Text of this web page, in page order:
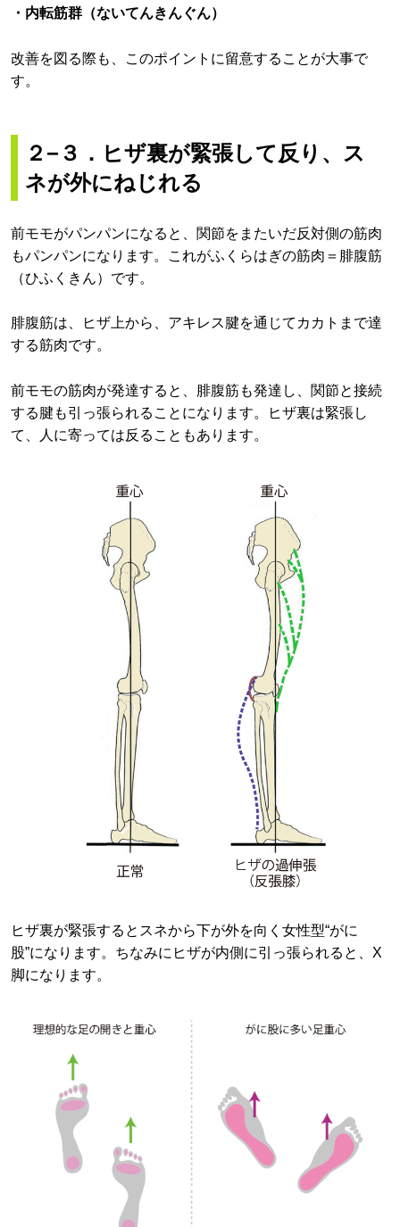
・内転筋群（ないてんきんぐん）
改善を図る際も、このポイントに留意することが大事で
す。
２−３．ヒザ裏が緊張して反り、ス
ネが外にねじれる
前モモがパンパンになると、関節をまたいだ反対側の筋肉
もパンパンになります。これがふくらはぎの筋肉＝腓腹筋
（ひふくきん）です。
腓腹筋は、ヒザ上から、アキレス腱を通じてカカトまで達
する筋肉です。
前モモの筋肉が発達すると、腓腹筋も発達し、関節と接続
する腱も引っ張られることになります。ヒザ裏は緊張し
て、人に寄っては反ることもあります。
ヒザ裏が緊張するとスネから下が外を向く女性型“がに
股”になります。ちなみにヒザが内側に引っ張られると、X
脚になります。